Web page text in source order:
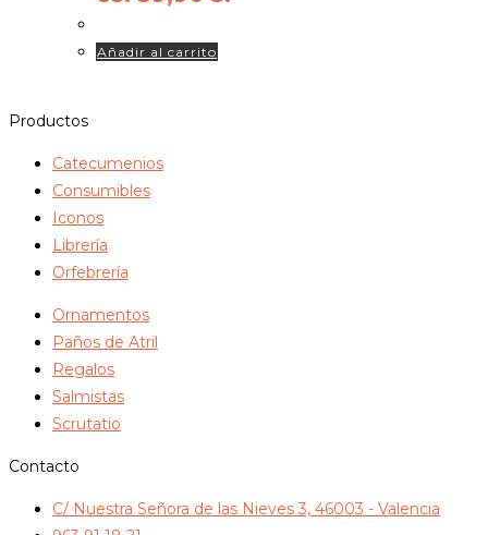
Añadir al carrito
Productos
Catecumenios
Consumibles
Iconos
Librería
Orfebrería
Ornamentos
Paños de Atril
Regalos
Salmistas
Scrutatio
Contacto
C/ Nuestra Señora de las Nieves 3, 46003 - Valencia